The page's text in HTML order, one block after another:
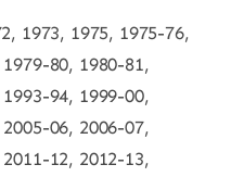
1973, 1975, 1975-76,
80, 1980-81,
94, 1999-00,
06, 2006-07,
12, 2012-13,